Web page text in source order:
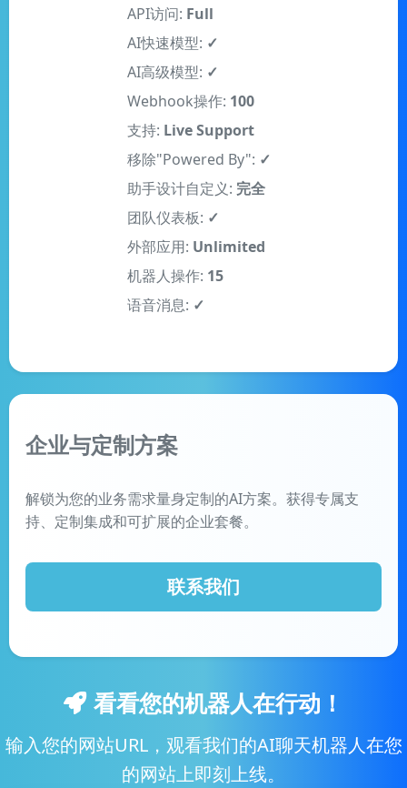
API访问: Full
AI快速模型: ✓
AI高级模型: ✓
Webhook操作: 100
支持: Live Support
移除"Powered By": ✓
助手设计自定义: 完全
团队仪表板: ✓
外部应用: Unlimited
机器人操作: 15
语音消息: ✓
企业与定制方案
解锁为您的业务需求量身定制的AI方案。获得专属支
持、定制集成和可扩展的企业套餐。
联系我们
看看您的机器人在行动！
输入您的网站URL，观看我们的AI聊天机器人在您
的网站上即刻上线。